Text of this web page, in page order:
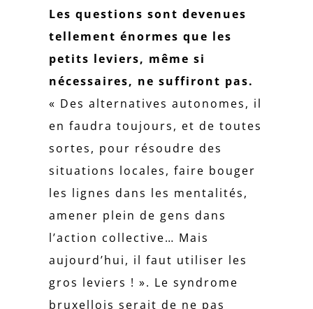
Les questions sont devenues
tellement énormes que les
petits leviers, même si
nécessaires, ne suffiront pas.
« Des alternatives autonomes, il
en faudra toujours, et de toutes
sortes, pour résoudre des
situations locales, faire bouger
les lignes dans les mentalités,
amener plein de gens dans
l’action collective… Mais
aujourd’hui, il faut utiliser les
gros leviers ! ». Le syndrome
bruxellois serait de ne pas